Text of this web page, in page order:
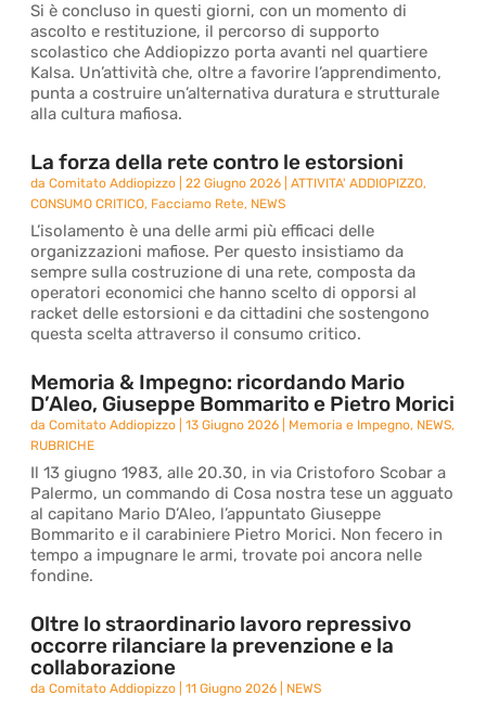
Si è concluso in questi giorni, con un momento di
ascolto e restituzione, il percorso di supporto
scolastico che Addiopizzo porta avanti nel quartiere
Kalsa. Un’attività che, oltre a favorire l’apprendimento,
punta a costruire un’alternativa duratura e strutturale
alla cultura mafiosa.
La forza della rete contro le estorsioni
daComitato Addiopizzo |22 Giugno 2026 |ATTIVITA' ADDIOPIZZO,
CONSUMO CRITICO, Facciamo Rete, NEWS
L’isolamento è una delle armi più efficaci delle
organizzazioni mafiose. Per questo insistiamo da
sempre sulla costruzione di una rete, composta da
operatori economici che hanno scelto di opporsi al
racket delle estorsioni e da cittadini che sostengono
questa scelta attraverso il consumo critico.
Memoria & Impegno: ricordando Mario
D’Aleo, Giuseppe Bommarito e Pietro Morici
daComitato Addiopizzo |13 Giugno 2026 Memoria e Impegno, NEWS,
RUBRICHE
Il 13 giugno 1983, alle 20.30, in via Cristoforo Scobar a
Palermo, un commando di Cosa nostra tese un agguato
al capitano Mario D’Aleo, l’appuntato Giuseppe
Bommarito e il carabiniere Pietro Morici. Non fecero in
tempo a impugnare le armi, trovate poi ancora nelle
fondine.
Oltre lo straordinario lavoro repressivo
occorre rilanciare la prevenzione e la
collaborazione
daComitato Addiopizzo |11 Giugno 2026 NEWS